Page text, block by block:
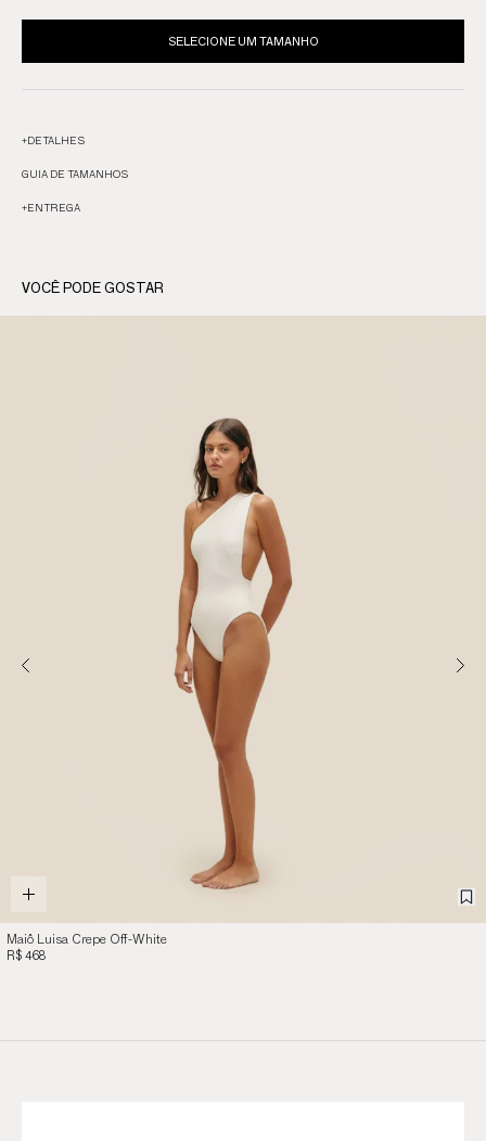
SELECIONE UM TAMANHO
+DETALHES
GUIA DE TAMANHOS
+ENTREGA
VOCÊ PODE GOSTAR
Maiô Luisa Crepe Off-White
R$ 468